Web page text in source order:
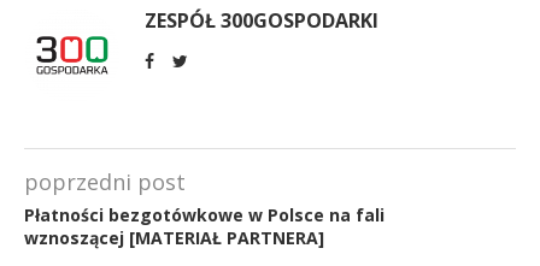
ZESPÓŁ 300GOSPODARKI
poprzedni post
Płatności bezgotówkowe w Polsce na fali
wznoszącej [MATERIAŁ PARTNERA]